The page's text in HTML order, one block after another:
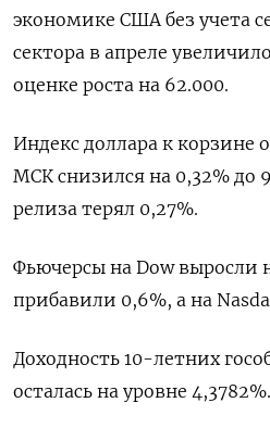
экономике США без учета
сектора ​в апреле
оценке роста ‌на 62.000.
Индекс доллара к корзине
МСК снизился на ​0,32% до
релиза терял 0,27%.
Фьючерсы ​на Dow выросли
прибавили 0,6%, а на
Доходность 10-летних
осталась на ‌уровне 4,3782%.